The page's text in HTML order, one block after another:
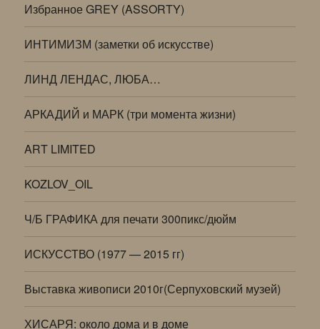
Избранное GREY (ASSORTY)
ИНТИМИЗМ (заметки об искусстве)
ЛИНД ЛЕНДАС, ЛЮБА…
АРКАДИЙ и МАРК (три момента жизни)
ART LIMITED
KOZLOV_OIL
Ч/Б ГРАФИКА для печати 300пикс/дюйм
ИСКУССТВО (1977 — 2015 гг)
Выставка живописи 2010г(Серпуховский музей)
ХИСАРЯ: около дома и в доме